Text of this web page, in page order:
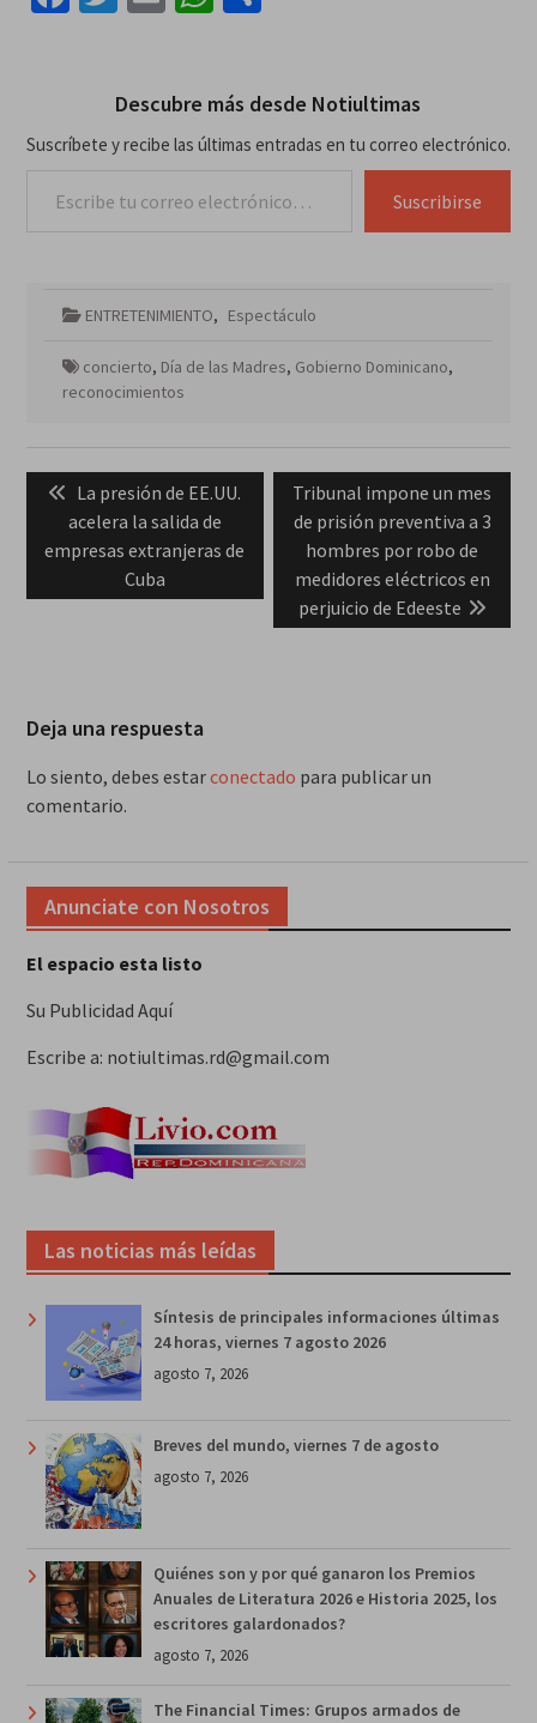
Descubre más desde Notiultimas
Suscríbete y recibe las últimas entradas en tu correo electrónico.
Suscribirse
ENTRETENIMIENTO, Espectáculo
concierto, Día de las Madres, Gobierno Dominicano,
reconocimientos
Navegación
de
entradas
Previous
post:
La presión de EE.UU.
acelera la salida de
empresas extranjeras de
Cuba
Next
post:
Tribunal impone un mes
de prisión preventiva a 3
hombres por robo de
medidores eléctricos en
perjuicio de Edeeste
Deja una respuesta
Lo siento, debes estarconectado para publicar un
comentario.
Anunciate con Nosotros
El espacio esta listo
Su Publicidad Aquí
Escribe a: notiultimas.rd@gmail.com
Las noticias más leídas
Síntesis de principales informaciones últimas
24 horas, viernes 7 agosto 2026
agosto 7, 2026
Breves del mundo, viernes 7 de agosto
agosto 7, 2026
Quiénes son y por qué ganaron los Premios
Anuales de Literatura 2026 e Historia 2025, los
escritores galardonados?
agosto 7, 2026
The Financial Times: Grupos armados de